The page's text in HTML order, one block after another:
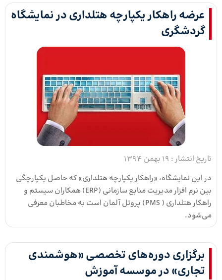
عرضه راهکار یکپارچه هتلداری در نمایشگاه
گردشگری
تاریخ انتشار : 19 بهمن 1394
در این نمایشگاه، «راهکار یکپارچه هتلداری» که حاصل یکپارچگی
بین نرم افزار مدیریت منابع سازمانی (ERP) همکاران سیستم و
راهکار هتلداری ( PMS) پروتل آلمان است به مخاطبان معرفی
می‌شود.
برگزاری دوره‌های تخصصی «هوشمندی
تجاری» در موسسه آموزش